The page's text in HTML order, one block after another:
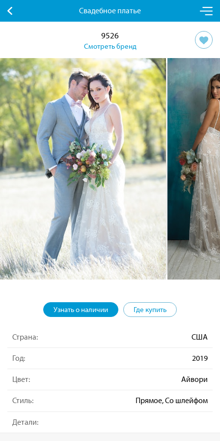
Свадебное платье
9526
Смотреть бренд
Узнать о наличии Где купить
Страна: США
Год: 2019
Цвет: Айвори
Стиль: Прямое, Со шлейфом
Детали: